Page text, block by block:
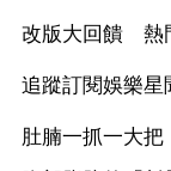
改版大回饋 熱
追蹤訂閱娛樂
肚腩一抓一大把